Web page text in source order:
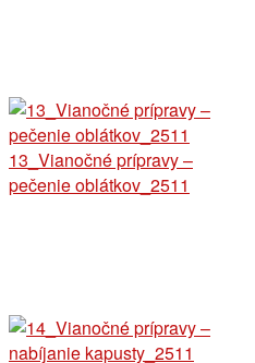
13_Vianočné prípravy –
pečenie oblátkov_2511